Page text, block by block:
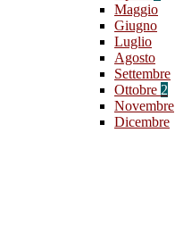
Maggio
Giugno
Luglio
Agosto
Settembre
Ottobre 2
Novembre
Dicembre